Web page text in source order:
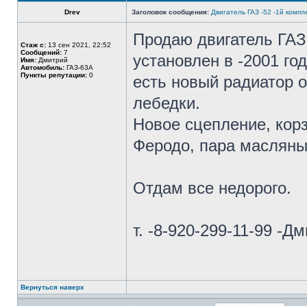
Drev Заголовок сообщения: Двигатель ГАЗ -52 -1й
Стаж с: 13 сен 2021, 22:52
Сообщений: 7
Имя: Дмитрий
Автомобиль: ГАЗ-63А
Пункты репутации: 0
Продаю двигатель
установлен в -2001
есть новый
лебедки.
Новое сцепление,
Феродо, пара
Отдам все недорого.
т. -8-920-299-11-99 -
Вернуться наверх